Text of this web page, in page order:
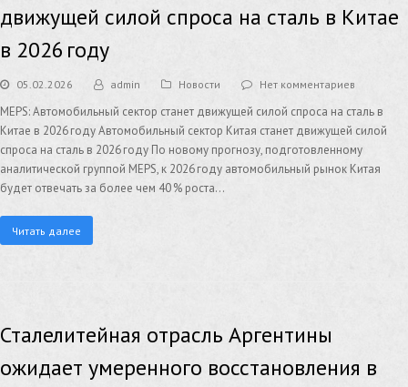
движущей силой спроса на сталь в Китае
в 2026 году
05.02.2026 admin Новости Нет комментариев
MEPS: Автомобильный сектор станет движущей силой спроса на сталь в
Китае в 2026 году Автомобильный сектор Китая станет движущей силой
спроса на сталь в 2026 году По новому прогнозу, подготовленному
аналитической группой MEPS, к 2026 году автомобильный рынок Китая
будет отвечать за более чем 40 % роста…
Читать далее
Сталелитейная отрасль Аргентины
ожидает умеренного восстановления в